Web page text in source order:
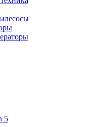
5